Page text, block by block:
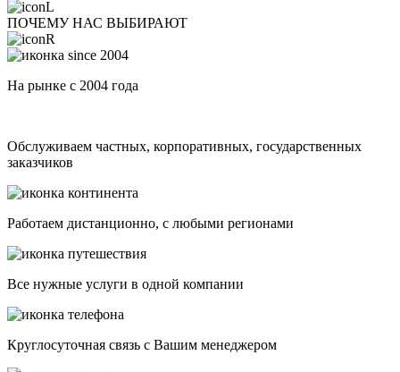
ПОЧЕМУ НАС ВЫБИРАЮТ
На рынке с 2004 года
Обслуживаем частных, корпоративных, государственных
заказчиков
Работаем дистанционно, с любыми регионами
Все нужные услуги в одной компании
Круглосуточная связь с Вашим менеджером